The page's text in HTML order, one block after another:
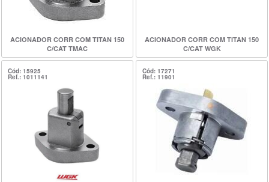
ACIONADOR CORR COM TITAN 150
C/CAT TMAC
ACIONADOR CORR COM TITAN 150
C/CAT WGK
Cód: 15925
Ref.: 1011141
Cód: 17271
Ref.: 11901